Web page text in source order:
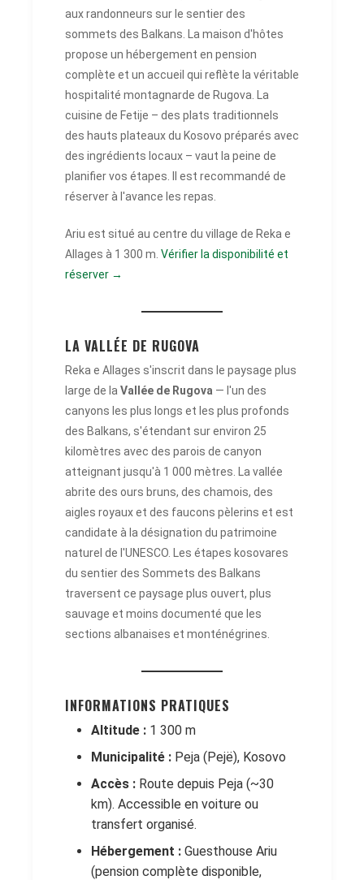
aux randonneurs sur le sentier des
sommets des Balkans. La maison d'hôtes
propose un hébergement en pension
complète et un accueil qui reflète la véritable
hospitalité montagnarde de Rugova. La
cuisine de Fetije – des plats traditionnels
des hauts plateaux du Kosovo préparés avec
des ingrédients locaux – vaut la peine de
planifier vos étapes. Il est recommandé de
réserver à l'avance les repas.
Ariu est situé au centre du village de Reka e
Allages à 1 300 m. Vérifier la disponibilité et
réserver →
LA VALLÉE DE RUGOVA
Reka e Allages s'inscrit dans le paysage plus
large de la Vallée de Rugova — l'un des
canyons les plus longs et les plus profonds
des Balkans, s'étendant sur environ 25
kilomètres avec des parois de canyon
atteignant jusqu'à 1 000 mètres. La vallée
abrite des ours bruns, des chamois, des
aigles royaux et des faucons pèlerins et est
candidate à la désignation du patrimoine
naturel de l'UNESCO. Les étapes kosovares
du sentier des Sommets des Balkans
traversent ce paysage plus ouvert, plus
sauvage et moins documenté que les
sections albanaises et monténégrines.
INFORMATIONS PRATIQUES
Altitude : 1 300 m
Municipalité : Peja (Pejë), Kosovo
Accès : Route depuis Peja (~30
km). Accessible en voiture ou
transfert organisé.
Hébergement : Guesthouse Ariu
(pension complète disponible,